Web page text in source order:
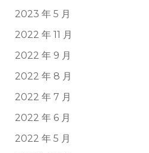
2023 年 5 月
2022 年 11 月
2022 年 9 月
2022 年 8 月
2022 年 7 月
2022 年 6 月
2022 年 5 月